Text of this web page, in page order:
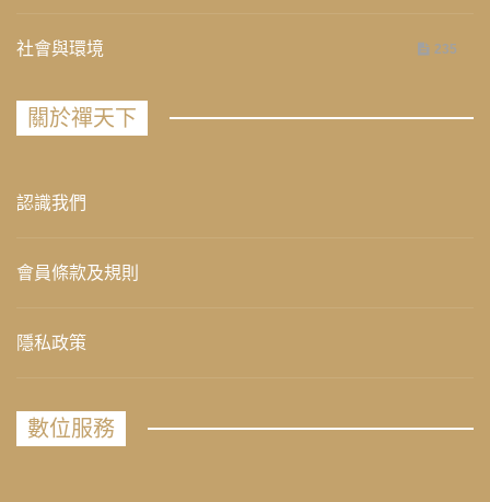
社會與環境 235
關於禪天下
認識我們
會員條款及規則
隱私政策
數位服務